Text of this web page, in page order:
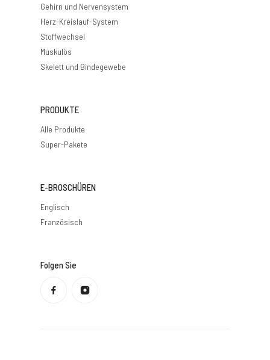
Gehirn und Nervensystem
Herz-Kreislauf-System
Stoffwechsel
Muskulös
Skelett und Bindegewebe
PRODUKTE
Alle Produkte
Super-Pakete
E-BROSCHÜREN
Englisch
Französisch
Folgen Sie
Datenschutzbestimmungen
Rückerstattungsrichtlinie